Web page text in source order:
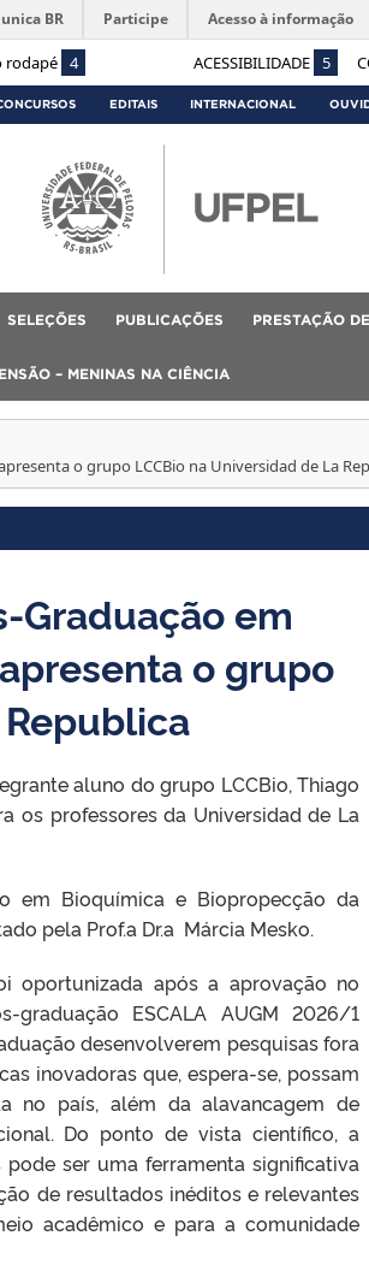
rodapé 4 ACESSIBILIDADE 5
BR Participe Acesso à informação
EDITAIS INTERNACIONAL
SELEÇÕES PUBLICAÇÕES PRESTAÇÃO
– MENINAS NA CIÊNCIA
o grupo LCCBio na Universidad de La
Graduação em
o grupo
aluno do grupo LCCBio, Thiago
os professores da Universidad de La
em Bioquímica e Biopropecção da
pela Prof.a Dr.a Márcia Mesko.
oportunizada após a aprovação no
ESCALA AUGM 2026/1
desenvolverem pesquisas fora
inovadoras que, espera-se, possam
no país, além da alavancagem de
Do ponto de vista científico, a
ser uma ferramenta significativa
de resultados inéditos e relevantes
acadêmico e para a comunidade